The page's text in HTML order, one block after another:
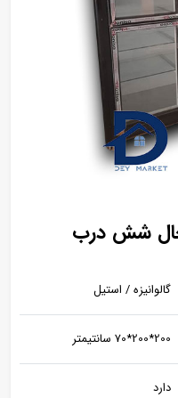
شش درب
گالوانیزه / استیل
200*200*70 سانتیمتر
دارد